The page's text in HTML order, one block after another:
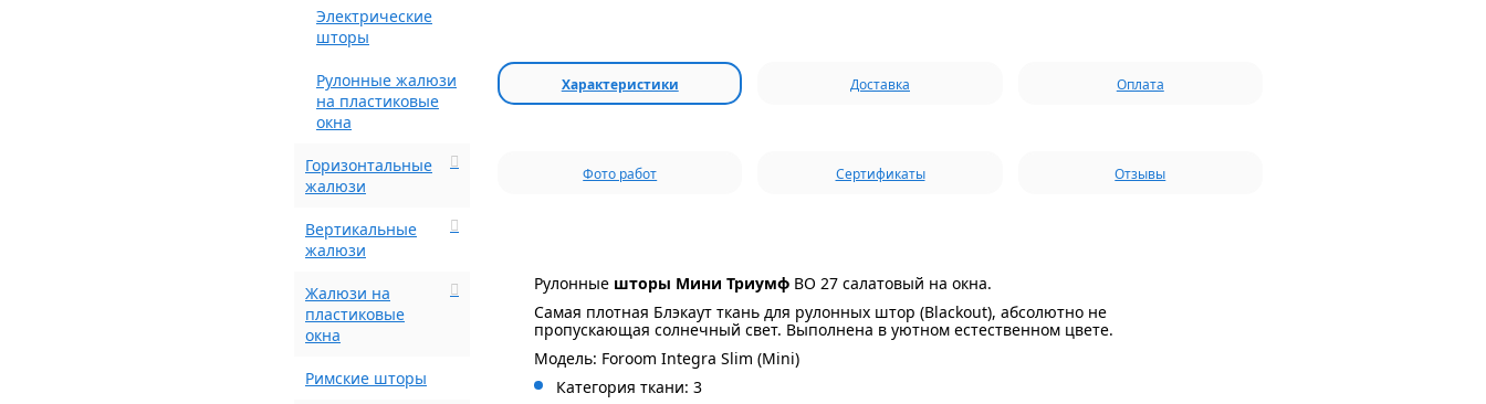
Электрические
шторы
Рулонные жалюзи
на пластиковые
окна
Горизонтальные
жалюзи
Вертикальные
жалюзи
Жалюзи на
пластиковые
окна
Римские шторы
Характеристики Доставка Оплата
Фото работ Сертификаты Отзывы
Рулонные шторы Мини Триумф BO 27 салатовый на окна.
Самая плотная Блэкаут ткань для рулонных штор (Blackout), абсолютно не
пропускающая солнечный свет. Выполнена в уютном естественном цвете.
Модель: Foroom Integra Slim (Mini)
Категория ткани: 3